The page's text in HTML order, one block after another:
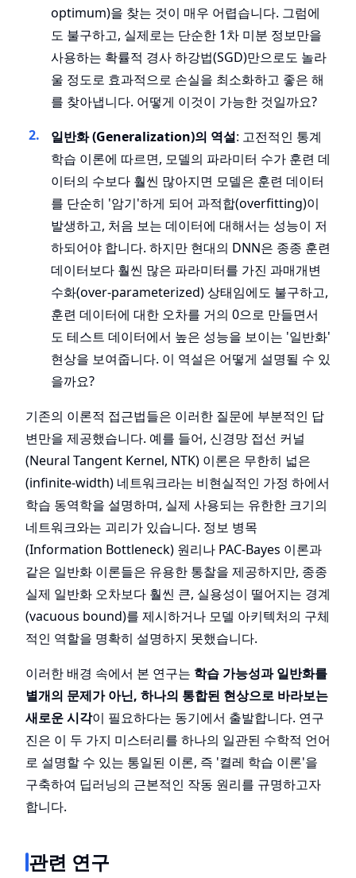
optimum)을 찾는 것이 매우 어렵습니다. 그럼에
도 불구하고, 실제로는 단순한 1차 미분 정보만을
사용하는 확률적 경사 하강법(SGD)만으로도 놀라
울 정도로 효과적으로 손실을 최소화하고 좋은 해
를 찾아냅니다. 어떻게 이것이 가능한 것일까요?
일반화 (Generalization)의 역설: 고전적인 통계
학습 이론에 따르면, 모델의 파라미터 수가 훈련 데
이터의 수보다 훨씬 많아지면 모델은 훈련 데이터
를 단순히 '암기'하게 되어 과적합(overfitting)이
발생하고, 처음 보는 데이터에 대해서는 성능이 저
하되어야 합니다. 하지만 현대의 DNN은 종종 훈련
데이터보다 훨씬 많은 파라미터를 가진 과매개변
수화(over-parameterized) 상태임에도 불구하고,
훈련 데이터에 대한 오차를 거의 0으로 만들면서
도 테스트 데이터에서 높은 성능을 보이는 '일반화'
현상을 보여줍니다. 이 역설은 어떻게 설명될 수 있
을까요?
기존의 이론적 접근법들은 이러한 질문에 부분적인 답
변만을 제공했습니다. 예를 들어, 신경망 접선 커널
(Neural Tangent Kernel, NTK) 이론은 무한히 넓은
(infinite-width) 네트워크라는 비현실적인 가정 하에서
학습 동역학을 설명하며, 실제 사용되는 유한한 크기의
네트워크와는 괴리가 있습니다. 정보 병목
(Information Bottleneck) 원리나 PAC-Bayes 이론과
같은 일반화 이론들은 유용한 통찰을 제공하지만, 종종
실제 일반화 오차보다 훨씬 큰, 실용성이 떨어지는 경계
(vacuous bound)를 제시하거나 모델 아키텍처의 구체
적인 역할을 명확히 설명하지 못했습니다.
이러한 배경 속에서 본 연구는 학습 가능성과 일반화를
별개의 문제가 아닌, 하나의 통합된 현상으로 바라보는
새로운 시각이 필요하다는 동기에서 출발합니다. 연구
진은 이 두 가지 미스터리를 하나의 일관된 수학적 언어
로 설명할 수 있는 통일된 이론, 즉 '켤레 학습 이론'을
구축하여 딥러닝의 근본적인 작동 원리를 규명하고자
합니다.
관련 연구